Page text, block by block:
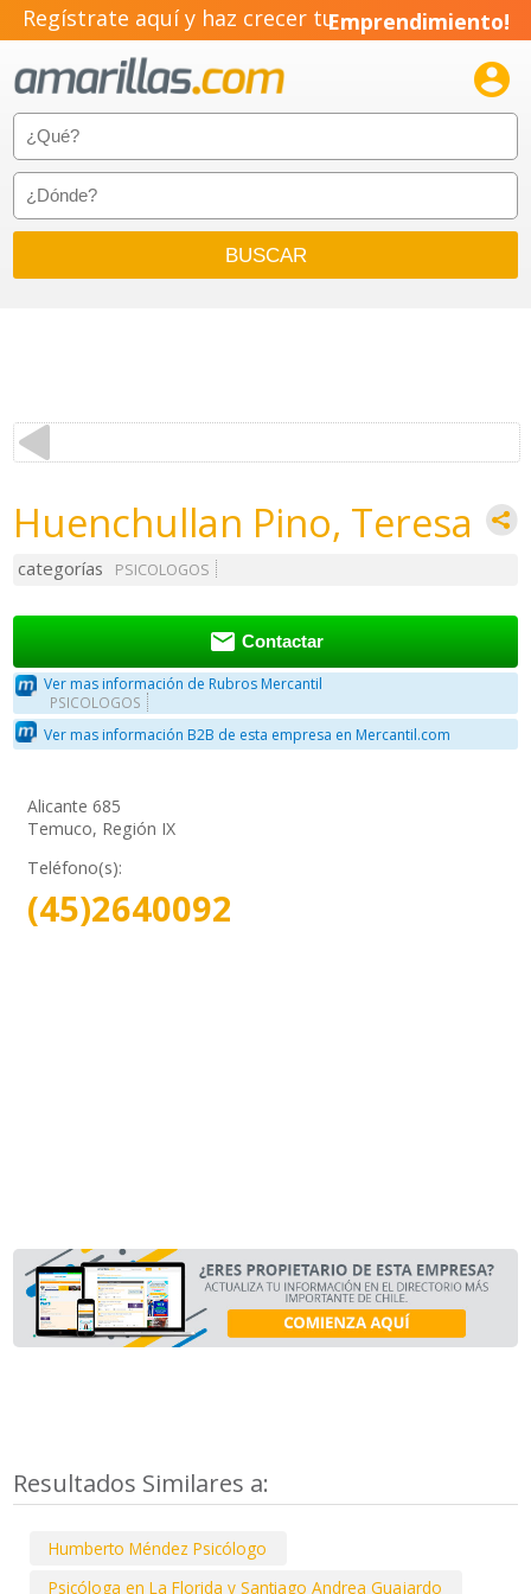
Regístrate aquí y haz crecer tuEmprendimiento!

Huenchullan Pino, Teresa
categorías PSICOLOGOS
 Contactar
Ver mas información de Rubros Mercantil
PSICOLOGOS
Ver mas información B2B de esta empresa en Mercantil.com
Alicante 685
Temuco, Región IX
Teléfono(s):
(45)2640092
Resultados Similares a:
Humberto Méndez Psicólogo
Psicóloga en La Florida y Santiago Andrea Guajardo